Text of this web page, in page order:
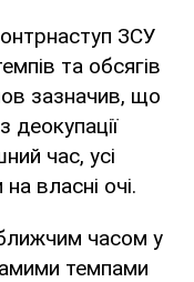
ЗСУ
та обсягів
зазначив, що
деокупації
час, усі
власні очі.
часом у
темпами